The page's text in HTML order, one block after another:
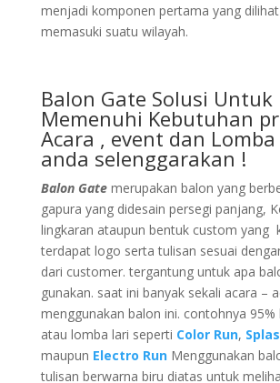
menjadi komponen pertama yang
memasuki suatu wilayah.
Balon Gate Solusi Untuk
Memenuhi Kebutuhan
Acara , event dan
anda selenggarakan !
Balon Gate merupakan balon yang
gapura yang didesain persegi panjang,
lingkaran ataupun bentuk custom yang
terdapat logo serta tulisan sesuai
dari customer. tergantung untuk apa
gunakan. saat ini banyak sekali acara –
menggunakan balon ini. contohnya 95%
atau lomba lari seperti Color Run,
maupun Electro Run Menggunakan
tulisan berwarna biru diatas untuk